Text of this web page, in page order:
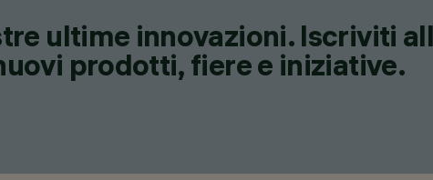
ultime innovazioni. Iscriviti
prodotti, fiere e iniziative.